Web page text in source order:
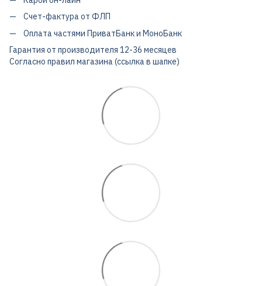
Счет-фактура от ФЛП
Оплата частями ПриватБанк и МоноБанк
Гарантия от производителя 12-36 месяцев
Согласно правил магазина (ссылка в шапке)